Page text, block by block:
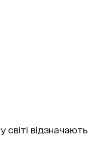
, у світі відзначають